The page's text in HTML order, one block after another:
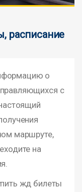
расписание
о
с
маршруте,
на
жд билеты